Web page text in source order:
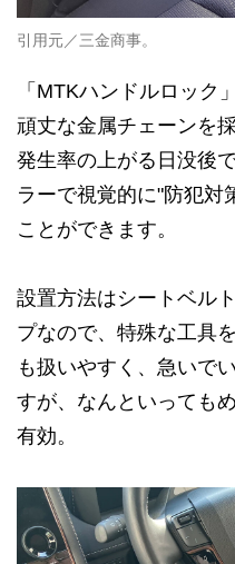
引用元／三金商事。
「MTKハンドルロック
頑丈な金属チェーンを
発生率の上がる日没後
ラーで視覚的に"防犯対
ことができます。
設置方法はシートベル
プなので、特殊な工具
も扱いやすく、急いで
すが、なんといっても
有効。